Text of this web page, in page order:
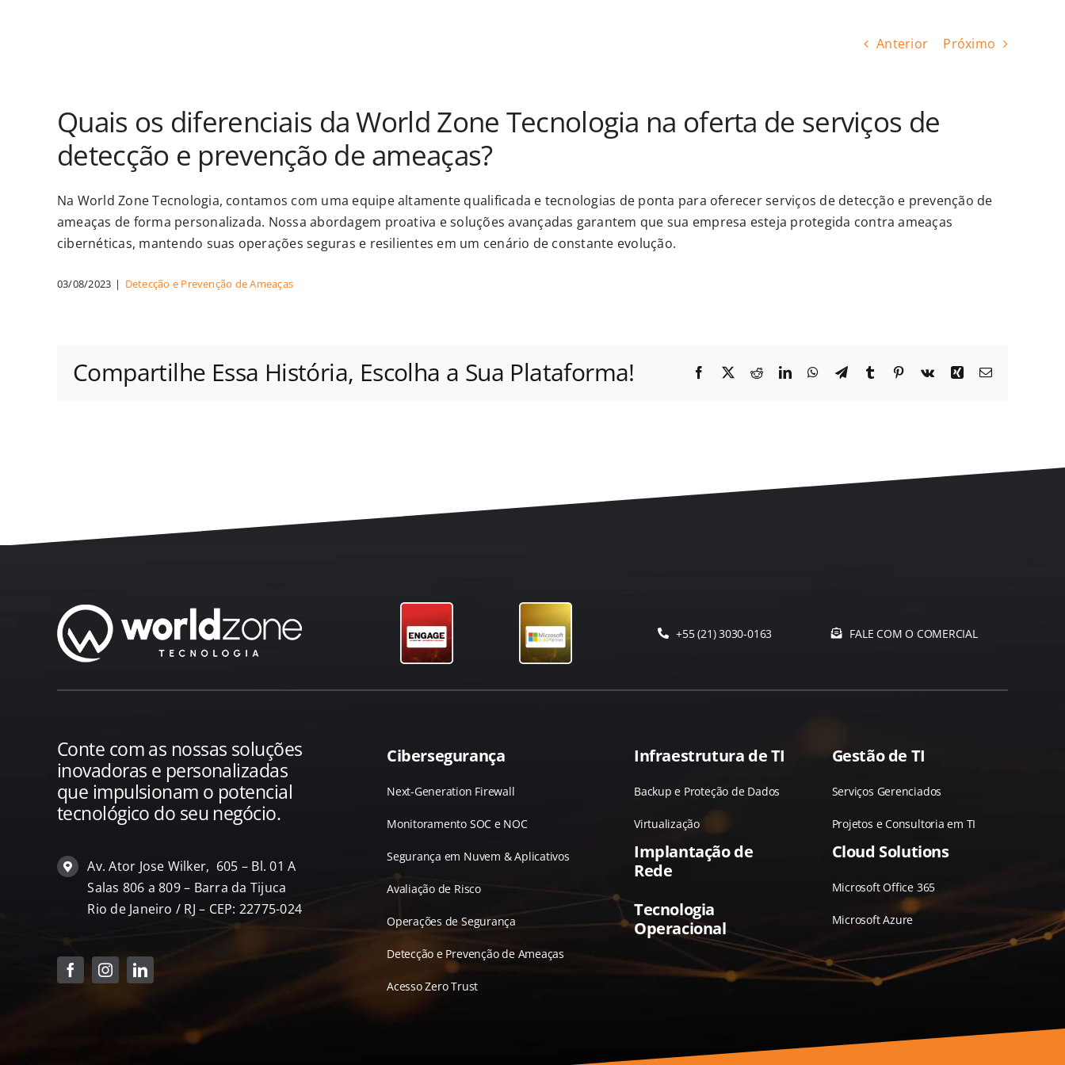
Anterior Próximo
Quais os diferenciais da World Zone Tecnologia na oferta de serviços de
detecção e prevenção de ameaças?
Na World Zone Tecnologia, contamos com uma equipe altamente qualificada e tecnologias de ponta para oferecer serviços de detecção e prevenção de
ameaças de forma personalizada. Nossa abordagem proativa e soluções avançadas garantem que sua empresa esteja protegida contra ameaças
cibernéticas, mantendo suas operações seguras e resilientes em um cenário de constante evolução.
03/08/2023 | Detecção e Prevenção de Ameaças
Compartilhe Essa História, Escolha a Sua Plataforma! Facebook
X RedditLinkedInWhatsApp
TelegramTumblr Pinterest
Vk Xing E-
+55 (21) 3030-0163 FALE COM O COMERCIAL
Conte com as nossas soluções
inovadoras e personalizadas
que impulsionam o potencial
tecnológico do seu negócio.
Av. Ator Jose Wilker, 605 – Bl. 01 A
Salas 806 a 809 – Barra da Tijuca
Rio de Janeiro / RJ – CEP: 22775-024
Cibersegurança
Next-Generation Firewall
Monitoramento SOC e NOC
Segurança em Nuvem & Aplicativos
Avaliação de Risco
Operações de Segurança
Detecção e Prevenção de Ameaças
Acesso Zero Trust
Infraestrutura de TI
Backup e Proteção de Dados
Virtualização
Implantação de
Rede
Tecnologia
Operacional
Gestão de TI
Serviços Gerenciados
Projetos e Consultoria em TI
Cloud Solutions
Microsoft Office 365
Microsoft Azure